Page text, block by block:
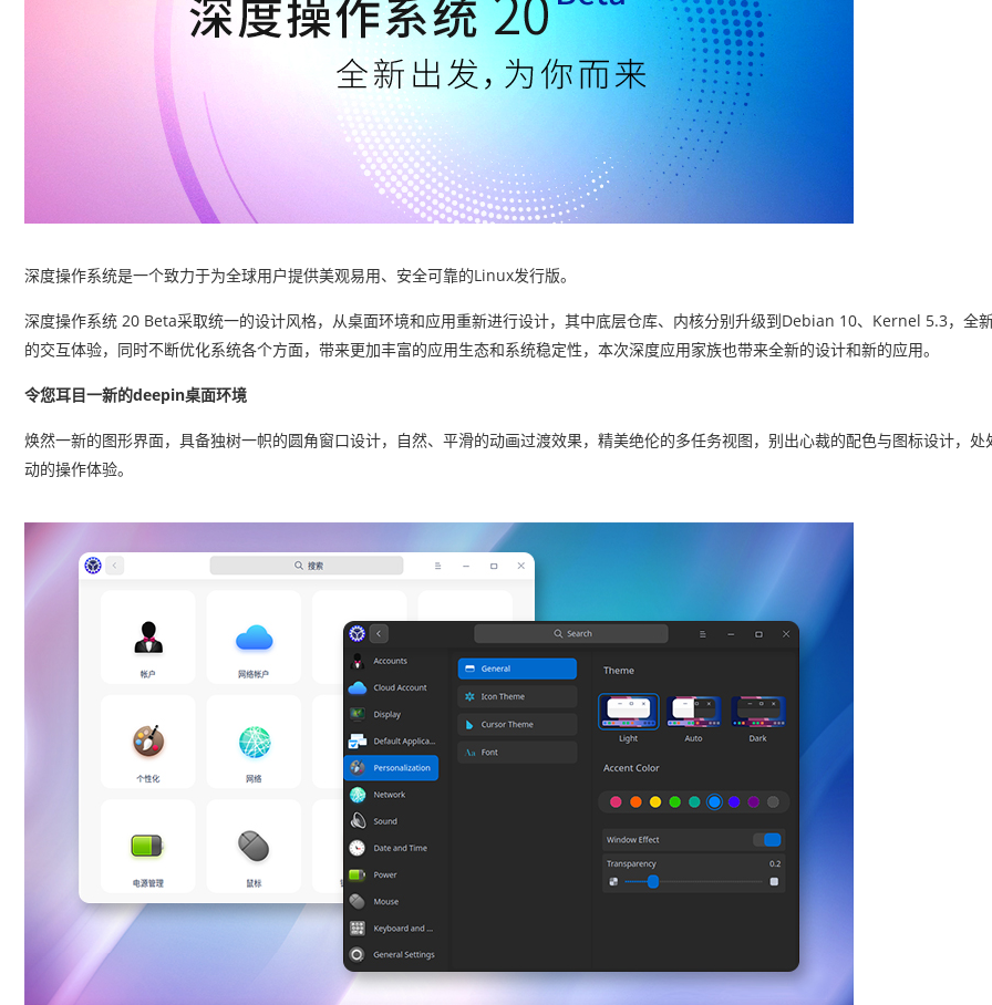
深度操作系统是一个致力于为全球用户提供美观易用、安全可靠的Linux发行版。
深度操作系统 20 Beta采取统一的设计风格，从桌面环境和应用重新进行设计，其中底层仓库、内核分别升级到Debian 10、Kernel 5.3，全
的交互体验，同时不断优化系统各个方面，带来更加丰富的应用生态和系统稳定性，本次深度应用家族也带来全新的设计和新的应用。
令您耳目一新的deepin桌面环境
焕然一新的图形界面，具备独树一帜的圆角窗口设计，自然、平滑的动画过渡效果，精美绝伦的多任务视图，别出心裁的配色与图标设计，处
动的操作体验。